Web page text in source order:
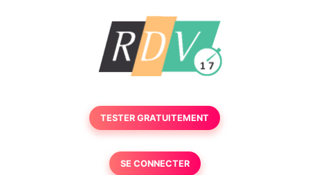
TESTER GRATUITEMENT
SE CONNECTER